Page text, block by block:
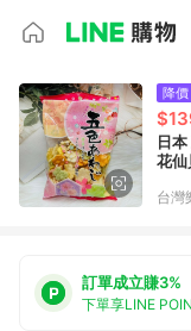
降價
日
花
台灣
訂單成立賺3%
下單享LINE